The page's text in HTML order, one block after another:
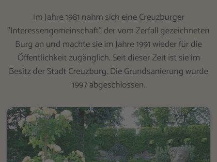
Im Jahre 1981 nahm sich eine Creuzburger
"Interessengemeinschaft" der vom Zerfall gezeichneten
Burg an und machte sie im Jahre 1991 wieder für die
Öffentlichkeit zugänglich. Seit dieser Zeit ist sie im
Besitz der Stadt Creuzburg. Die Grundsanierung wurde
1997 abgeschlossen.